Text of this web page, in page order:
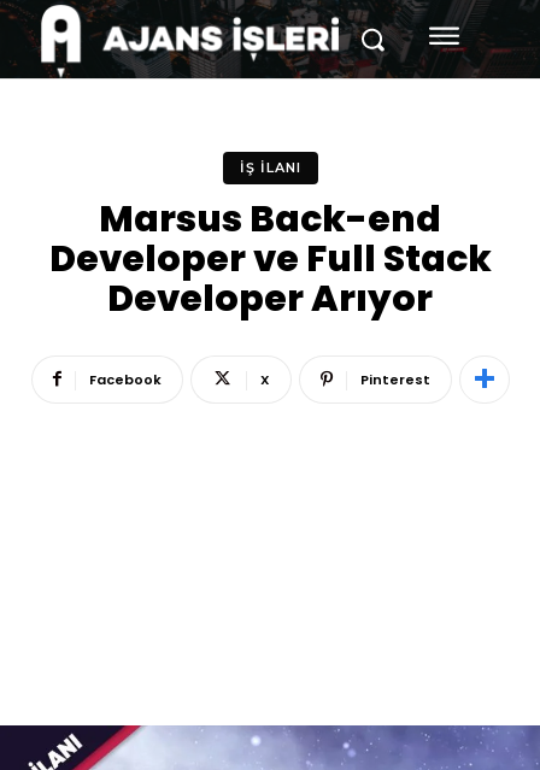
İŞ İLANI
Marsus Back-end
Developer ve Full Stack
Developer Arıyor
Facebook X Pinterest